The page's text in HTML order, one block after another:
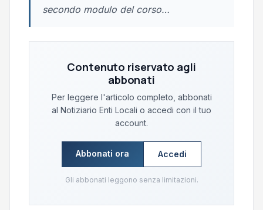
secondo modulo del corso…
Contenuto riservato agli
abbonati
Per leggere l'articolo completo, abbonati
al Notiziario Enti Locali o accedi con il tuo
account.
Abbonati ora Accedi
Gli abbonati leggono senza limitazioni.